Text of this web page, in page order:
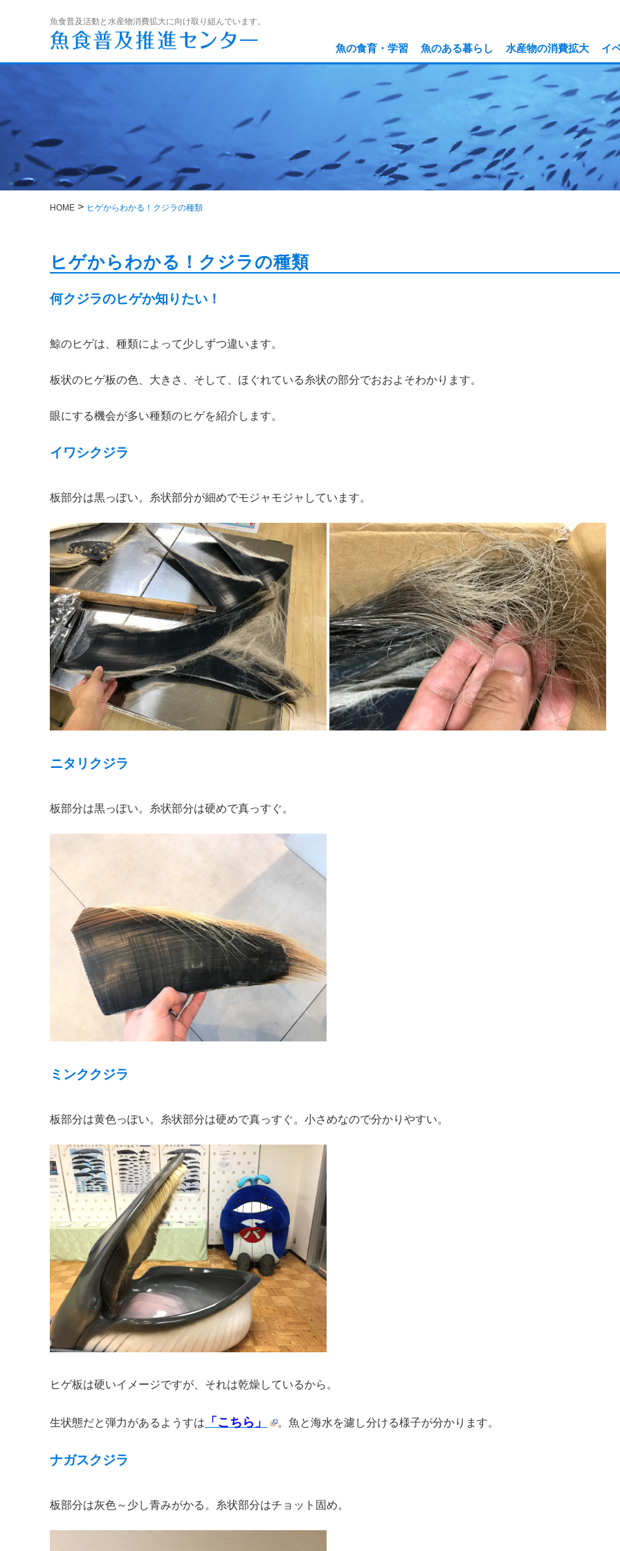
魚食普及活動と水産物消費拡大に向け取り組んでいます。
魚の食育・学習 魚のある暮らし 水産物の消費拡大 イ
HOME > ヒゲからわかる！クジラの種類
ヒゲからわかる！クジラの種類
何クジラのヒゲか知りたい！
鯨のヒゲは、種類によって少しずつ違います。
板状のヒゲ板の色、大きさ、そして、ほぐれている糸状の部分でおおよそわかります。
眼にする機会が多い種類のヒゲを紹介します。
イワシクジラ
板部分は黒っぽい。糸状部分が細めでモジャモジャしています。
ニタリクジラ
板部分は黒っぽい。糸状部分は硬めで真っすぐ。
ミンククジラ
板部分は黄色っぽい。糸状部分は硬めで真っすぐ。小さめなので分かりやすい。
ヒゲ板は硬いイメージですが、それは乾燥しているから。
生状態だと弾力があるようすは 「こちら」 。魚と海水を濾し分ける様子が分かります。
ナガスクジラ
板部分は灰色～少し青みがかる。糸状部分はチョット固め。